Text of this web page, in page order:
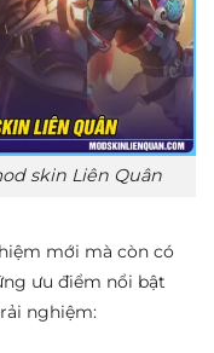
skin Liên Quân
mới mà còn có
ưu điểm nổi bật
nghiệm: